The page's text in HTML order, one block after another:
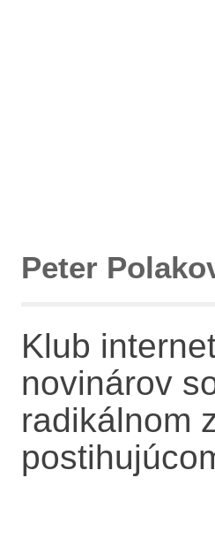
Peter
Klub
novinárov
radikálnom